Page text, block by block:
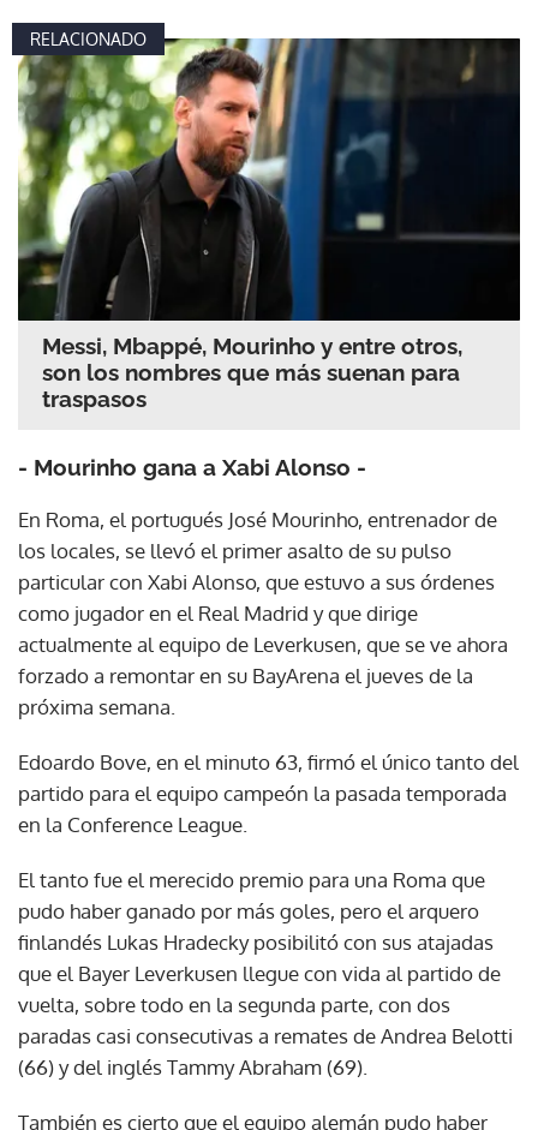
RELACIONADO
Messi, Mbappé, Mourinho y entre otros,
son los nombres que más suenan para
traspasos
- Mourinho gana a Xabi Alonso -
En Roma, el portugués José Mourinho, entrenador de
los locales, se llevó el primer asalto de su pulso
particular con Xabi Alonso, que estuvo a sus órdenes
como jugador en el Real Madrid y que dirige
actualmente al equipo de Leverkusen, que se ve ahora
forzado a remontar en su BayArena el jueves de la
próxima semana.
Edoardo Bove, en el minuto 63, firmó el único tanto del
partido para el equipo campeón la pasada temporada
en la Conference League.
El tanto fue el merecido premio para una Roma que
pudo haber ganado por más goles, pero el arquero
finlandés Lukas Hradecky posibilitó con sus atajadas
que el Bayer Leverkusen llegue con vida al partido de
vuelta, sobre todo en la segunda parte, con dos
paradas casi consecutivas a remates de Andrea Belotti
(66) y del inglés Tammy Abraham (69).
También es cierto que el equipo alemán pudo haber